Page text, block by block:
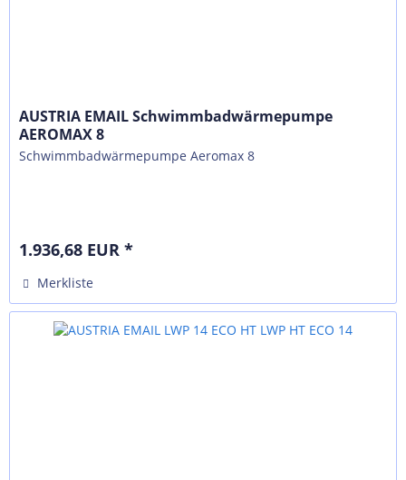
AUSTRIA EMAIL Schwimmbadwärmepumpe
AEROMAX 8
Schwimmbadwärmepumpe Aeromax 8
1.936,68 EUR *
Merkliste